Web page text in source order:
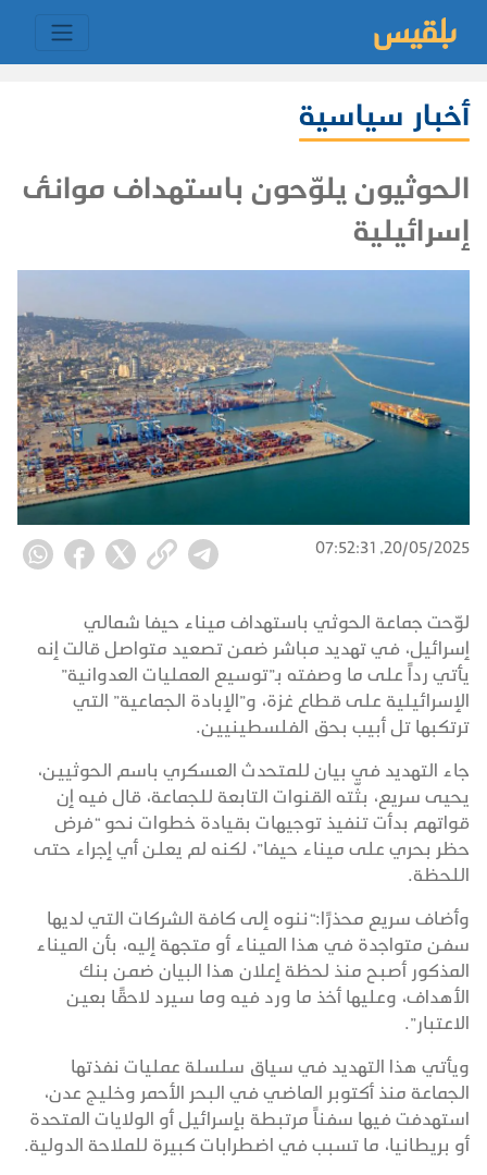
أخبار سياسية
الحوثيون يلوّحون باستهداف موانئ
إسرائيلية
20/05/2025, 07:52:31
لوّحت جماعة الحوثي باستهداف ميناء حيفا شمالي
إسرائيل، في تهديد مباشر ضمن تصعيد متواصل قالت إنه
يأتي رداً على ما وصفته بـ”توسيع العمليات العدوانية”
الإسرائيلية على قطاع غزة، و”الإبادة الجماعية” التي
ترتكبها تل أبيب بحق الفلسطينيين.
جاء التهديد في بيان للمتحدث العسكري باسم الحوثيين،
يحيى سريع، بثّته القنوات التابعة للجماعة، قال فيه إن
قواتهم بدأت تنفيذ توجيهات بقيادة خطوات نحو “فرض
حظر بحري على ميناء حيفا”، لكنه لم يعلن أي إجراء حتى
اللحظة.
وأضاف سريع محذرًا:“ننوه إلى كافة الشركات التي لديها
سفن متواجدة في هذا الميناء أو متجهة إليه، بأن الميناء
المذكور أصبح منذ لحظة إعلان هذا البيان ضمن بنك
الأهداف، وعليها أخذ ما ورد فيه وما سيرد لاحقًا بعين
الاعتبار”.
ويأتي هذا التهديد في سياق سلسلة عمليات نفذتها
الجماعة منذ أكتوبر الماضي في البحر الأحمر وخليج عدن،
استهدفت فيها سفناً مرتبطة بإسرائيل أو الولايات المتحدة
أو بريطانيا، ما تسبب في اضطرابات كبيرة للملاحة الدولية.